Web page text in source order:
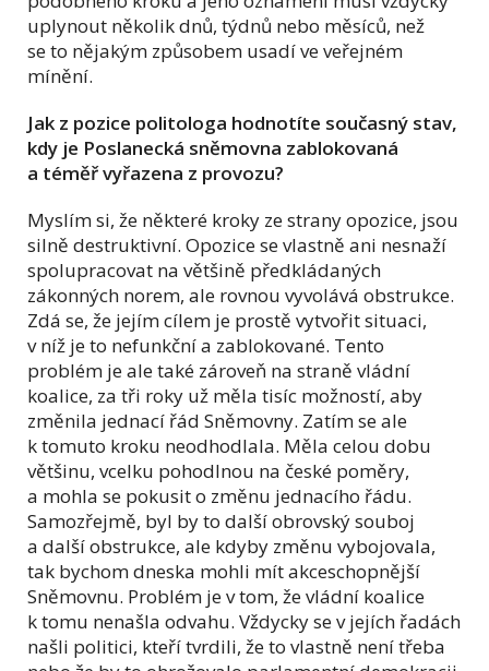
uplynout několik dnů, týdnů nebo měsíců, než
se to nějakým způsobem usadí ve veřejném
mínění.
Jak z pozice politologa hodnotíte současný stav,
kdy je Poslanecká sněmovna zablokovaná
a téměř vyřazena z provozu?
Myslím si, že některé kroky ze strany opozice, jsou
silně destruktivní. Opozice se vlastně ani nesnaží
spolupracovat na většině předkládaných
zákonných norem, ale rovnou vyvolává obstrukce.
Zdá se, že jejím cílem je prostě vytvořit situaci,
v níž je to nefunkční a zablokované. Tento
problém je ale také zároveň na straně vládní
koalice, za tři roky už měla tisíc možností, aby
změnila jednací řád Sněmovny. Zatím se ale
k tomuto kroku neodhodlala. Měla celou dobu
většinu, vcelku pohodlnou na české poměry,
a mohla se pokusit o změnu jednacího řádu.
Samozřejmě, byl by to další obrovský souboj
a další obstrukce, ale kdyby změnu vybojovala,
tak bychom dneska mohli mít akceschopnější
Sněmovnu. Problém je v tom, že vládní koalice
k tomu nenašla odvahu. Vždycky se v jejích řadách
našli politici, kteří tvrdili, že to vlastně není třeba